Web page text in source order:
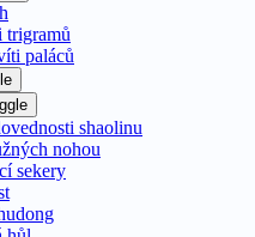
trigramů
paláců
shaolinu
nohou
sekery